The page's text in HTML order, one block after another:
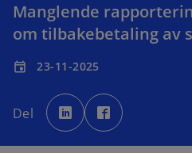
Manglende
om tilbakebetaling av
event 23-11-2025
Del
o
p
e
n
i
p
e
i